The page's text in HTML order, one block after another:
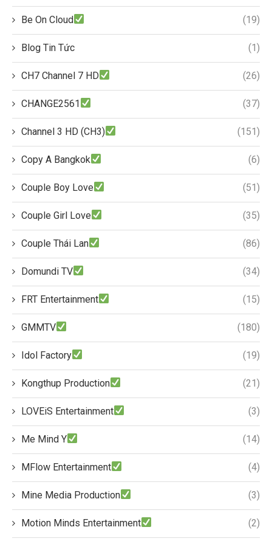
Be On Cloud (19)
Blog Tin Tức (1)
CH7 Channel 7 HD (26)
CHANGE2561 (37)
Channel 3 HD (CH3) (151)
Copy A Bangkok (6)
Couple Boy Love (51)
Couple Girl Love (35)
Couple Thái Lan (86)
Domundi TV (34)
FRT Entertainment (15)
GMMTV (180)
Idol Factory (19)
Kongthup Production (21)
LOVEiS Entertainment (3)
Me Mind Y (14)
MFlow Entertainment (4)
Mine Media Production (3)
Motion Minds Entertainment (2)